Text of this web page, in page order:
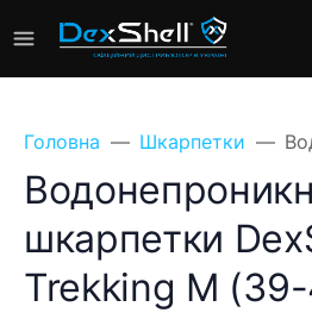
Головна Шкарпетки
шкарпетки
Trekking M